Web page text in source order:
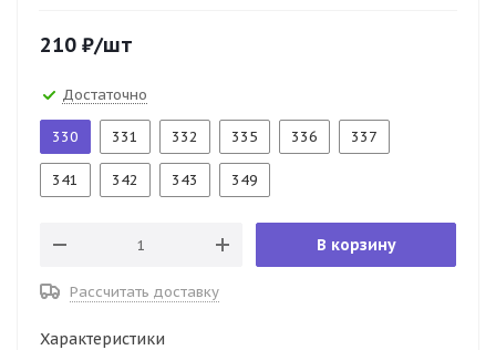
210 ₽/шт
Достаточно
330 331 332 335 336 337
341 342 343 349
В корзину
Рассчитать доставку
Характеристики